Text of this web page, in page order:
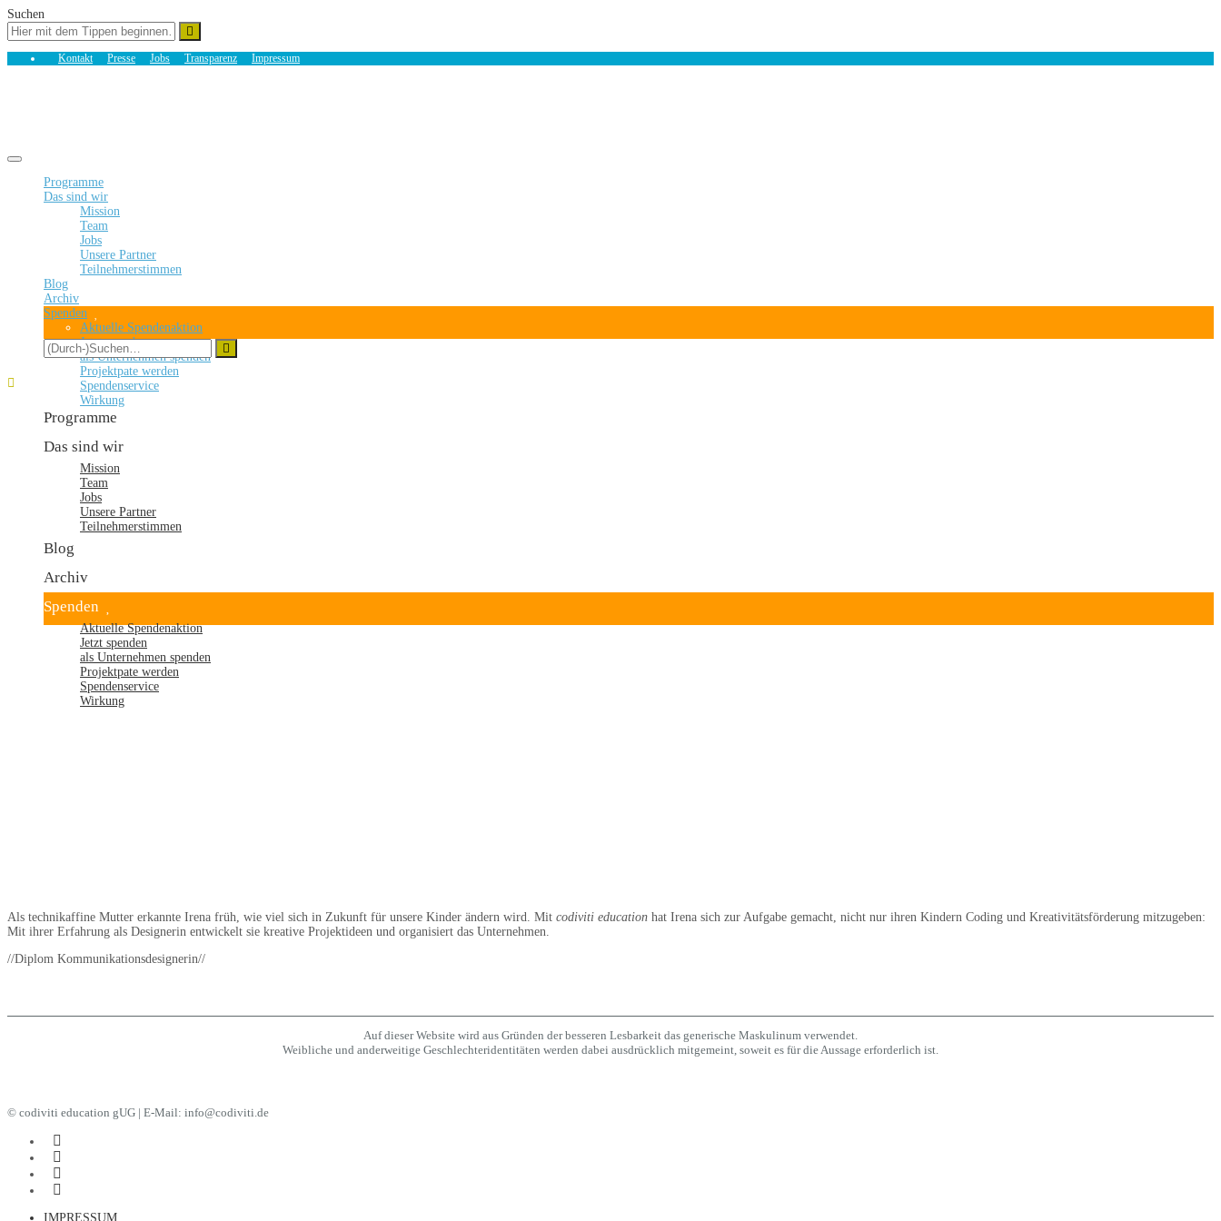
Suchen
Kontakt Presse Jobs Transparenz Impressum
Toggle navigation
Programme
Das sind wir
Mission
Team
Jobs
Unsere Partner
Teilnehmerstimmen
Blog
Archiv
Spenden
Aktuelle Spendenaktion
Jetzt spenden
als Unternehmen spenden
Projektpate werden
Spendenservice
Wirkung
Programme
Das sind wir
Mission
Team
Jobs
Unsere Partner
Teilnehmerstimmen
Blog
Archiv
Spenden
Aktuelle Spendenaktion
Jetzt spenden
als Unternehmen spenden
Projektpate werden
Spendenservice
Wirkung
Als technikaffine Mutter erkannte Irena früh, wie viel sich in Zukunft für unsere Kinder ändern wird. Mit codiviti education hat Irena sich zur Aufgabe gemacht, nicht nur ihren Kindern Coding und Kreativitätsförderung mitzugeben:
Mit ihrer Erfahrung als Designerin entwickelt sie kreative Projektideen und organisiert das Unternehmen.
//Diplom Kommunikationsdesignerin//
Auf dieser Website wird aus Gründen der besseren Lesbarkeit das generische Maskulinum verwendet.
Weibliche und anderweitige Geschlechteridentitäten werden dabei ausdrücklich mitgemeint, soweit es für die Aussage erforderlich ist.
© codiviti education gUG | E-Mail: info@codiviti.de
IMPRESSUM